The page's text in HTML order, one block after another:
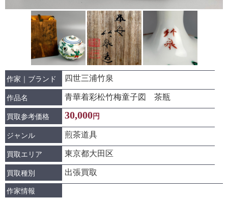
作家｜ブランド 四世三浦竹泉
作品名 青華着彩松竹梅童子図 茶瓶
買取参考価格 30,000円
ジャンル 煎茶道具
買取エリア 東京都大田区
買取種別 出張買取
作家情報